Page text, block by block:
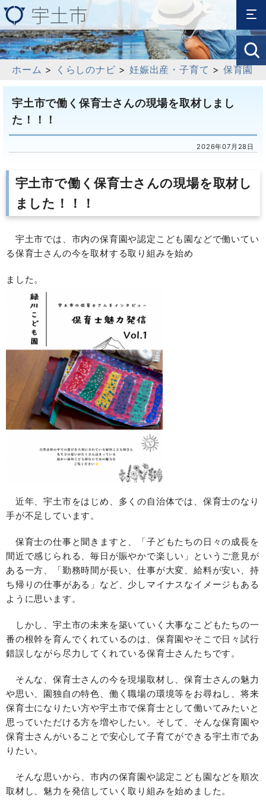
ホーム > くらしのナビ >妊娠出産・子育て > 保育園
宇土市で働く保育士さんの現場を取材しまし
た！！！
2026年07月28日
宇土市で働く保育士さんの現場を取材し
ました！！！
宇土市では、市内の保育園や認定こども園などで働いてい
る保育士さんの今を取材する取り組みを始め
ました。
近年、宇土市をはじめ、多くの自治体では、保育士のなり
手が不足しています。
保育士の仕事と聞きますと、「子どもたちの日々の成長を
間近で感じられる、毎日が賑やかで楽しい」というご意見が
ある一方、「勤務時間が長い、仕事が大変、給料が安い、持
ち帰りの仕事がある」など、少しマイナスなイメージもある
ように思います。
しかし、宇土市の未来を築いていく大事なこどもたちの一
番の根幹を育んでくれているのは、保育園やそこで日々試行
錯誤しながら尽力してくれている保育士さんたちです。
そんな、保育士さんの今を現場取材し、保育士さんの魅力
や思い、園独自の特色、働く職場の環境等をお尋ねし、将来
保育士になりたい方や宇土市で保育士として働いてみたいと
思っていただける方を増やしたい。そして、そんな保育園や
保育士さんがいることで安心して子育てができる宇土市であ
りたい。
そんな思いから、市内の保育園や認定こども園などを順次
取材し、魅力を発信していく取り組みを始めました。